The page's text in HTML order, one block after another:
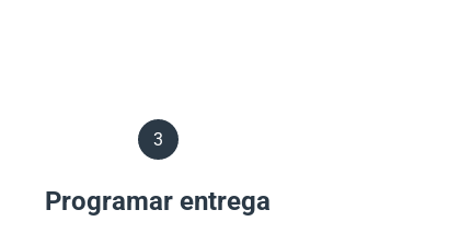
3
Programar entrega